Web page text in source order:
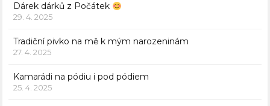
Dárek dárků z Počátek
29. 4. 2025
Tradiční pivko na mě k mým narozeninám
27. 4. 2025
Kamarádi na pódiu i pod pódiem
25. 4. 2025